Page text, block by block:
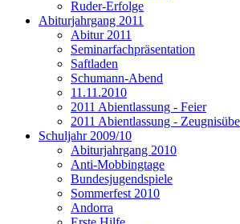
Ruder-Erfolge
Abiturjahrgang 2011
Abitur 2011
Seminarfachpräsentation
Saftladen
Schumann-Abend
11.11.2010
2011 Abientlassung - Feier
2011 Abientlassung -
Schuljahr 2009/10
Abiturjahrgang 2010
Anti-Mobbingtage
Bundesjugendspiele
Sommerfest 2010
Andorra